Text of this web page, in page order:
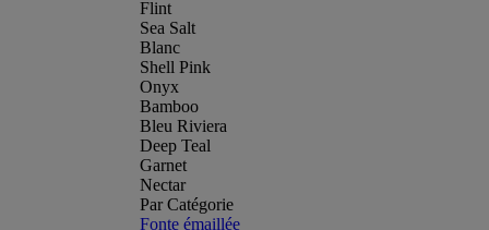
Flint
Sea Salt
Blanc
Shell Pink
Onyx
Bamboo
Bleu Riviera
Deep Teal
Garnet
Nectar
Par Catégorie
Fonte émaillée